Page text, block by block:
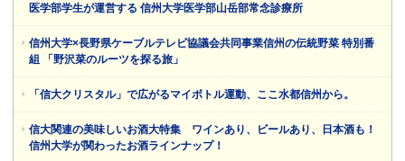
医学部学生が運営する 信州大学医学部山岳部常念診療所
信州大学×長野県ケーブルテレビ協議会共同事業信州の伝統野菜 特別番
組 「野沢菜のルーツを探る旅」
「信大クリスタル」で広がるマイボトル運動、ここ水都信州から。
信大関連の美味しいお酒大特集 ワインあり、ビールあり、日本酒も！
信州大学が関わったお酒ラインナップ！